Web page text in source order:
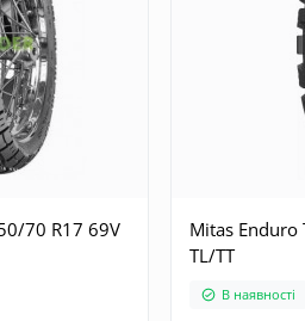
70 R17 69V
Mitas Enduro
TL/TT
В наявності